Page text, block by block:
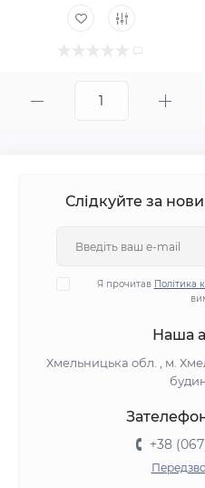
Слідкуйте за
Я прочитав Політика
Наша
Хмельницька обл. , м.
+38